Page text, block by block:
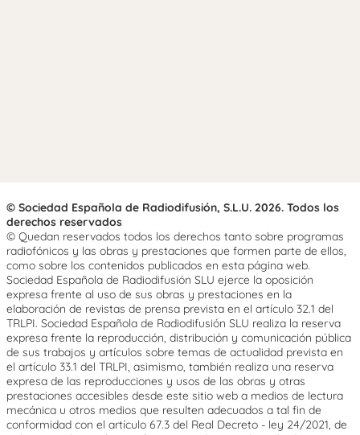
© Sociedad Española de Radiodifusión, S.L.U. 2026. Todos los
derechos reservados
© Quedan reservados todos los derechos tanto sobre programas
radiofónicos y las obras y prestaciones que formen parte de ellos,
como sobre los contenidos publicados en esta página web.
Sociedad Española de Radiodifusión SLU ejerce la oposición
expresa frente al uso de sus obras y prestaciones en la
elaboración de revistas de prensa prevista en el artículo 32.1 del
TRLPI. Sociedad Española de Radiodifusión SLU realiza la reserva
expresa frente la reproducción, distribución y comunicación pública
de sus trabajos y artículos sobre temas de actualidad prevista en
el artículo 33.1 del TRLPI, asimismo, también realiza una reserva
expresa de las reproducciones y usos de las obras y otras
prestaciones accesibles desde este sitio web a medios de lectura
mecánica u otros medios que resulten adecuados a tal fin de
conformidad con el artículo 67.3 del Real Decreto - ley 24/2021, de